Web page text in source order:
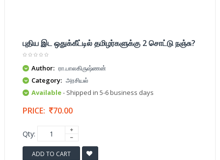
புதிய இட ஒதுக்கீட்டில் தமிழர்களுக்கு 2 சொட்டு நஞ்சு?
Author: ரா.பாலகிருஷ்ணன்
Category: அரசியல்
Available- Shipped in 5-6 business days
PRICE: 70.00
Qty:
ADD TO CART